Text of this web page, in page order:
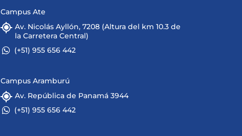
Campus Ate
Av. Nicolás Ayllón, 7208 (Altura del km 10.3 de
la Carretera Central)
(+51) 955 656 442
Campus Aramburú
Av. República de Panamá 3944
(+51) 955 656 442